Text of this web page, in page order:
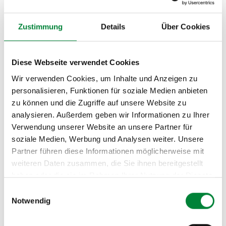
Zustimmung Details Über Cookies
Diese Webseite verwendet Cookies
Wir verwenden Cookies, um Inhalte und Anzeigen zu
personalisieren, Funktionen für soziale Medien anbieten
zu können und die Zugriffe auf unsere Website zu
analysieren. Außerdem geben wir Informationen zu Ihrer
Verwendung unserer Website an unsere Partner für
soziale Medien, Werbung und Analysen weiter. Unsere
Partner führen diese Informationen möglicherweise mit
weiteren Daten zusammen, die Sie ihnen bereitgestellt
haben oder die sie im Rahmen Ihrer Nutzung der Dienste
Notwendig
für optimale Betreuung und Gruppendynamik.
Der Ablauf: Nach einem 5-minütigen Warm-Up
(Mobilisation, Kreislauf aktivieren) folgt der Hauptteil
Beispiel 40 Sekunden Burpees, 20 Sekunden Pause, 40
Sekunden Mountain Climbers, 20 Sekunden Pause.
Nach jedem Block gibt es 60–90 Sekunden aktive
Erholung. Das Cool-Down mit Stretching und
bewusstem Atmen rundet die Session ab. Nach 30–45
Minuten seid Ihr durchgeschwitzt, energiegeladen und
stolz.